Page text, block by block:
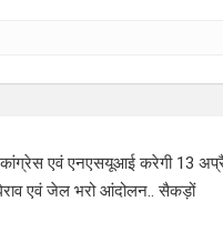
कांग्रेस एवं एनएसयूआई करेगी 13
घेराव एवं जेल भरो आंदोलन.. सैकड़ों